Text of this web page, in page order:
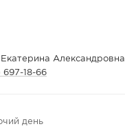
Екатерина Александровна
697-18-66
день